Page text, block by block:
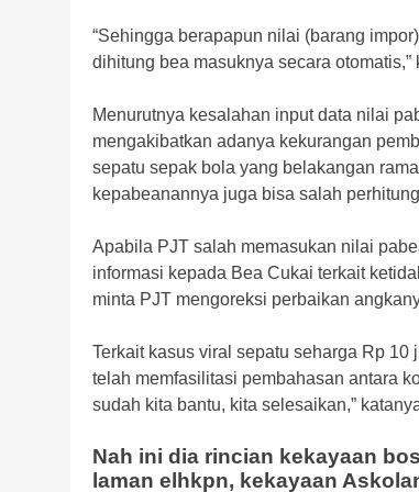
“Sehingga berapapun nilai (barang
dihitung bea masuknya secara otomatis,”
Menurutnya kesalahan input data nilai
mengakibatkan adanya kekurangan
sepatu sepak bola yang belakangan
kepabeanannya juga bisa salah
Apabila PJT salah memasukan nilai
informasi kepada Bea Cukai terkait
minta PJT mengoreksi perbaikan
Terkait kasus viral sepatu seharga Rp
telah memfasilitasi pembahasan antara
sudah kita bantu, kita selesaikan,”
Nah ini dia rincian kekayaan
laman elhkpn, kekayaan